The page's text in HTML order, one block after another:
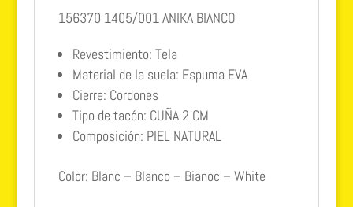
156370 1405/001 ANIKA BIANCO
Revestimiento: Tela
Material de la suela: Espuma EVA
Cierre: Cordones
Tipo de tacón: CUÑA 2 CM
Composición: PIEL NATURAL
Color: Blanc – Blanco – Bianoc – White